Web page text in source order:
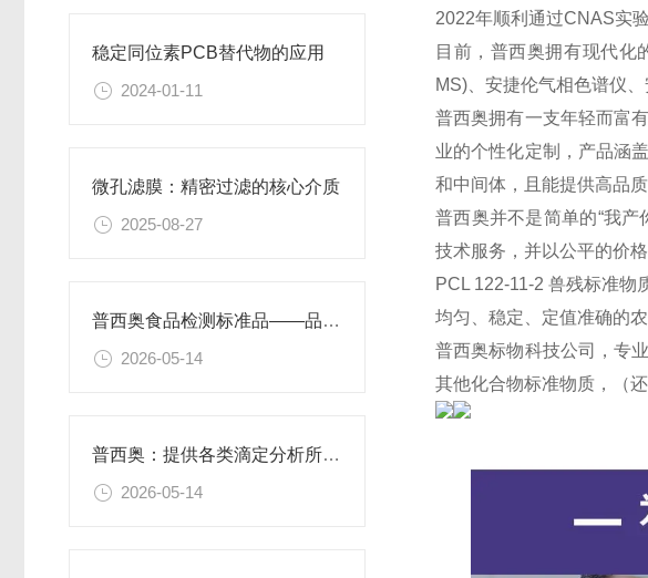
稳定同位素PCB替代物的应用
2024-01-11
微孔滤膜：精密过滤的核心介质​
2025-08-27
普西奥食品检测标准品——品类丰富，支持定制
2026-05-14
普西奥：提供各类滴定分析所需的全系列滴定液
2026-05-14
2022年顺利通过CNAS实
目前，普西奥拥有现代化
MS)、安捷伦气相色谱仪
普西奥拥有一支年轻而富
业的个性化定制，产品涵
和中间体，且能提供高品
普西奥并不是简单的“我
技术服务，并以公平的价
PCL 122-11-2 兽残标准物
均匀、稳定、定值准确的
普西奥标物科技公司，专
其他化合物标准物质，（